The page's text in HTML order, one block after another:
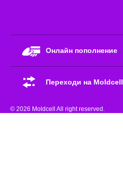
Онлайн пополнение
Переходи на Moldcell
© 2026 Moldcell All right reserved.